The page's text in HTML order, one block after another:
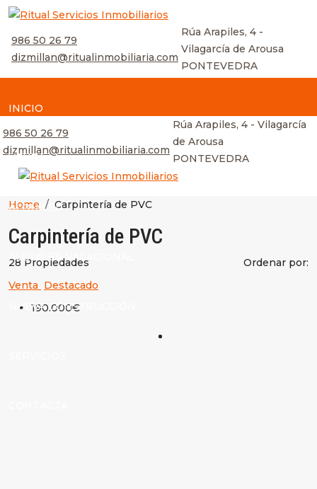
986 50 26 79
dizmillan@ritualinmobiliaria.com
Rúa Arapiles, 4 -
Vilagarcía de Arousa
PONTEVEDRA
INICIO
VENTA
ALQUILER
ALQUILER VACACIONAL
NUEVA CONSTRUCCIÓN
986 50 26 79
dizmillan@ritualinmobiliaria.com
Rúa Arapiles, 4 - Vilagarcía
de Arousa
PONTEVEDRA
Home Carpintería de PVC
Carpintería de PVC
28 Propiedades
Ordenar por:
Venta Destacado
190.000€